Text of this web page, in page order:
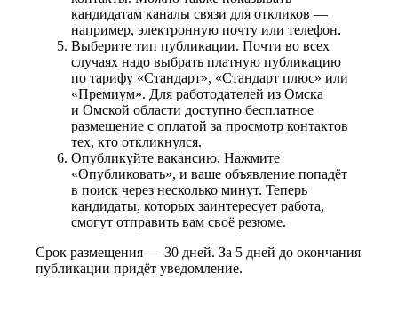
кандидатам каналы связи для откликов —
например, электронную почту или телефон.
Выберите тип публикации. Почти во всех
случаях надо выбрать платную публикацию
по тарифу «Стандарт», «Стандарт плюс» или
«Премиум». Для работодателей из Омска
и Омской области доступно бесплатное
размещение с оплатой за просмотр контактов
тех, кто откликнулся.
Опубликуйте вакансию. Нажмите
«Опубликовать», и ваше объявление попадёт
в поиск через несколько минут. Теперь
кандидаты, которых заинтересует работа,
смогут отправить вам своё резюме.
Срок размещения — 30 дней. За 5 дней до окончания
публикации придёт уведомление.